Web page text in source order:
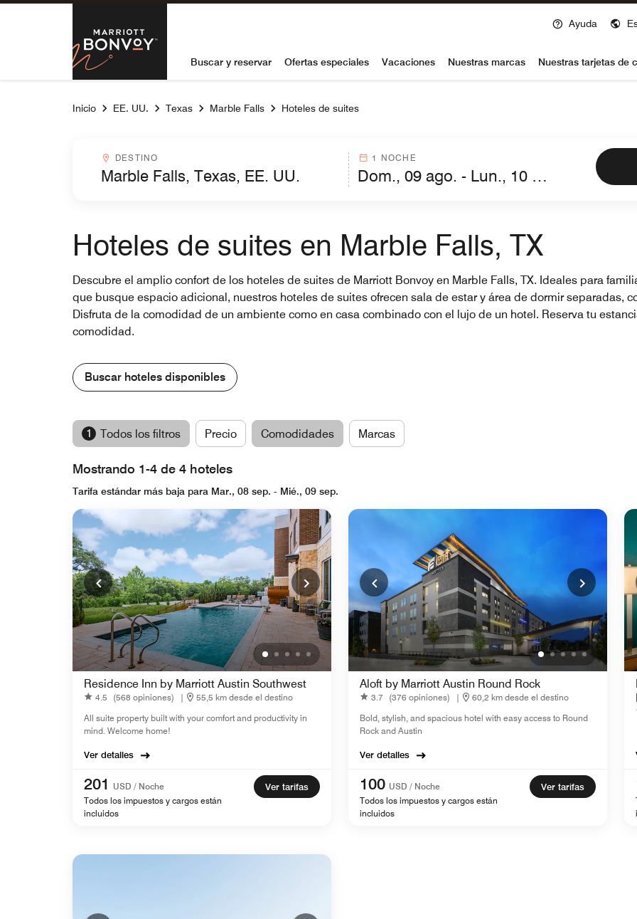
Skip to Content
Marriott Bonvoy
Ayuda
Buscar y reservar Ofertas especiales Vacaciones Nuestras marcas Nuestras tarjetas de
Inicio EE. UU. Texas Marble Falls Hoteles de suites
Destinocombobox
DESTINO 1 NOCHE
Hoteles de suites en Marble Falls, TX
Descubre el amplio confort de los hoteles de suites de Marriott Bonvoy en Marble Falls, TX. Ideales para
que busque espacio adicional, nuestros hoteles de suites ofrecen sala de estar y área de dormir separadas,
Disfruta de la comodidad de un ambiente como en casa combinado con el lujo de un hotel. Reserva tu
comodidad.
Buscar hoteles disponibles
1 Todos los filtros Precio Comodidades Marcas
Mostrando 1-4 de 4 hoteles
Tarifa estándar más baja para Mar., 08 sep. - Mié., 09 sep.
Residence Inn by Marriott Austin Southwest
4.5 (568 opiniones) |
55,5 km desde el destino
All suite property built with your comfort and productivity in
mind. Welcome home!
Ver detalles
201
USD / Noche
Todos los impuestos y cargos están
incluidos
Ver tarifas
Aloft by Marriott Austin Round Rock
3.7 (376 opiniones) |
60,2 km desde el destino
Bold, stylish, and spacious hotel with easy access to Round
Rock and Austin
Ver detalles
100 USD / Noche
Todos los impuestos y cargos están
incluidos
Ver tarifas